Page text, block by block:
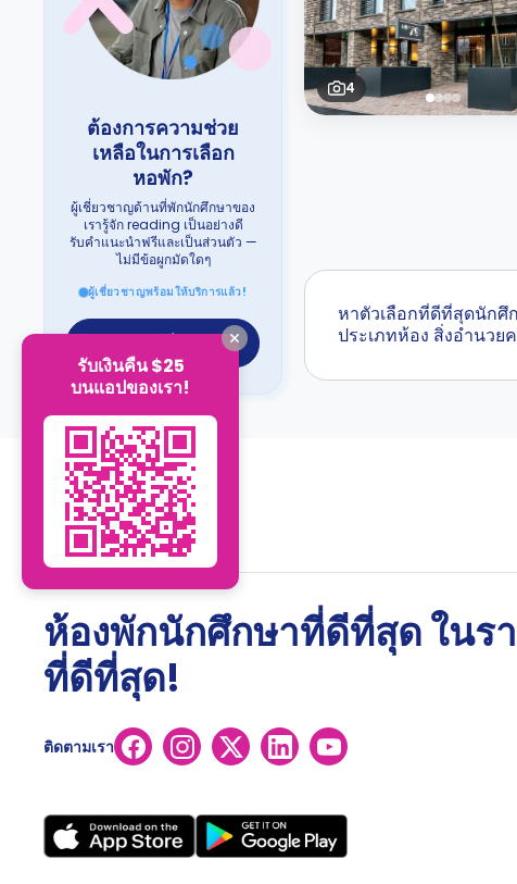
ต้องการความช่วย
เหลือในการเลือก
หอพัก?
ผู้เชี่ยวชาญด้านที่พักนักศึกษาของ
เรารู้จัก reading เป็นอย่างดี
รับคำแนะนำฟรีและเป็นส่วนตัว —
ไม่มีข้อผูกมัดใดๆ
ผู้เชี่ยวชาญพร้อมให้บริการแล้ว!
แชทกับผู้เชี่ยวชาญ
4
หาตัวเลือกที่ดีที่สุดนักศึ
ประเภทห้อง สิ่งอำนวย
ห้องพักนักศึกษาที่ดีที่สุด ในร
ที่ดีที่สุด!
ติดตามเรา
รับเงินคืน $25
บนแอปของเรา!